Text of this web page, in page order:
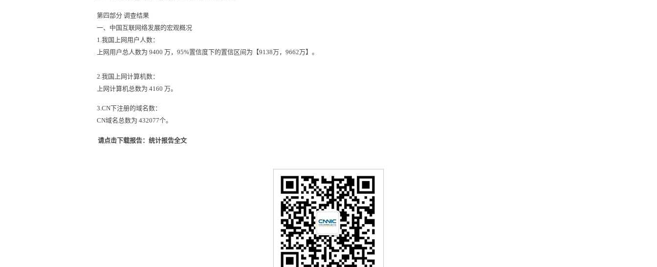
第四部分 调查结果
一、中国互联网络发展的宏观概况
1.我国上网用户人数：
上网用户总人数为 9400 万，95%置信度下的置信区间为【9138万，9662万】。
2.我国上网计算机数：
上网计算机总数为 4160 万。
3.CN下注册的域名数：
CN域名总数为 432077个。
请点击下载报告：统计报告全文